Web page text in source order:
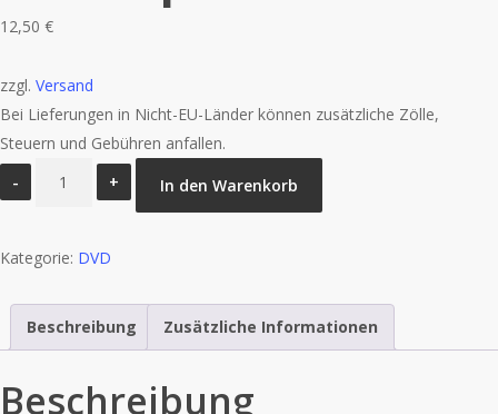
12,50 €
zzgl. Versand
Bei Lieferungen in Nicht-EU-Länder können zusätzliche Zölle,
Steuern und Gebühren anfallen.
-
Die
Exemplare!
In den Warenkorb
Kategorie: DVD
Beschreibung Zusätzliche Informationen
Beschreibung